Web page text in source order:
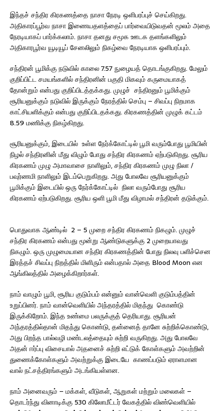
இந்தச் சந்திர கிரகணத்தை நாசா நேரடி ஒளிபரப்புச் செய்கிறது.
அதிகாரப்பூர்வ நாசா இணையதளத்தைப் பார்வையிடுவதன் மூலம் அதை
நேரடியாகப் பார்க்கலாம். நாசா தனது சமூக ஊடக தளங்களிலும்
அதிகாரபூர்வ யூடியூப் சேனலிலும் நிகழ்வை நேரடியாக ஒளிபரப்பும்.
சந்திரன் பூமிக்கு நடுவில் காலை 7.57 நுழையத் தொடங்குகிறது. மேலும்
குறிப்பிட்ட சமயங்களில் சந்திரனின் பகுதி மிகவும் கருமையாகத்
தோன்றும் என்பது குறிப்பிடத்தக்கது. முழுச் சந்திரனும் பூமிக்கும்
சூரியனுக்கும் நடுவில் இருக்கும் நேரத்தில் செம்பு – சிவப்பு நிறமாக
காட்சியளிக்கும் என்பது குறிப்பிடதக்கது. கிரகணத்தின் முழுக் கட்டம்
8.59 மணிக்கு நிகழ்கிறது.
சூரியனுக்கும், இடையில் உள்ள நேர்க்கோட்டில் பூமி வரும்போது பூமியின்
நிழல் சந்திரனின் மீது விழும் போது சந்திர கிரகணம் ஏற்படுகிறது. சூரிய
கிரகணம் முழு அமாவாசை நாளிலும், சந்திர கிரகணம் முழு நிலா /
பவுர்ணமி நாளிலும் இடம்பெறுகிறது. அது போலவே சூரியனுக்கும்
பூமிக்கும் இடையில் ஒரு நேர்க்கோட்டில் நிலா வரும்போது சூரிய
கிரகணம் ஏற்படுகிறது. சூரிய ஒளி பூமி மீது விழாமல் சந்திரன் தடுக்கும்.
பொதுவாக ஆண்டில் 2 – 5 முறை சந்திர கிரகணம் நிகழும். முழுச்
சந்திர கிரகணம் என்பது மூன்று ஆண்டுகளுக்கு 2 முறையாவது
நிகழும். ஒரு முழுமையான சந்திர கிரகணத்தின் போது நிலவு பளிச்சென
இரத்தச் சிவப்பு நிறத்தில் மிளிரும் என்பதால் அதை Blood Moon என
ஆங்கிலத்தில் அழைக்கிறார்கள்.
நாம் வாழும் பூமி, சூரிய குடும்பம் என்னும் வான்வெளி குடும்பத்தின்
உறுப்பினர். நாம் வான்வெளியில் அந்தரத்தில் மிதந்து கொண்டு
இருக்கிறோம். இந்த உண்மை பலருக்குத் தெரியாது. சூரியன்
அந்தரத்தில்தான் மிதந்து கொண்டு, தன்னைத் தானே சுற்றிக்கொண்டு,
அது பிறந்த பால்வழி மண்டலத்தையும் சுற்றி வருகிறது. அது போலவே
அதன் ஈர்ப்பு விசையால் அதனைச் சுற்றி எட்டுக் கோள்களும் அவற்றின்
துணைக்கோள்களும் அவற்றுக்கு இடையே காணப்படும் ஏராளமான
வால் நட்சத்திரங்களும் அடங்கியள்ளன.
நாம் அனைவரும் – மக்கள், வீடுகள், ஆறுகள் மற்றும் மலைகள் –
தொடர்ந்து வினாடிக்கு 530 கிலோமீட்டர் வேகத்தில் விண்வெளியில்